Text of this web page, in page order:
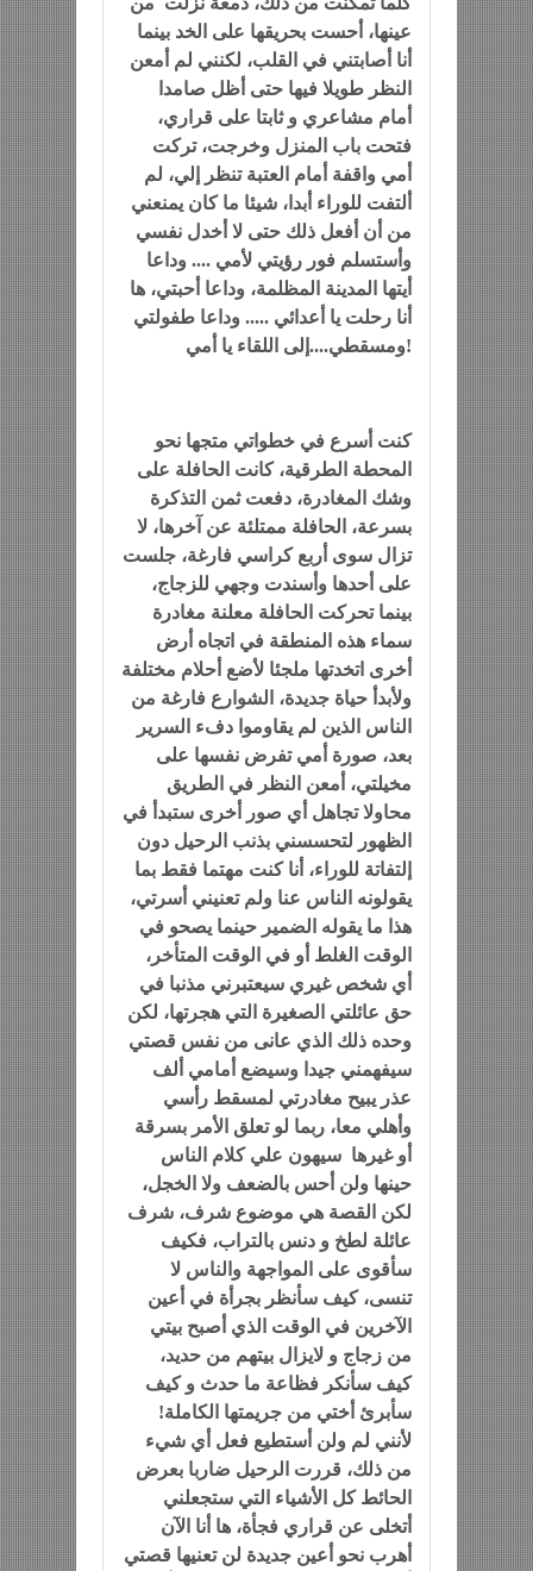
عينها، أحست بحريقها على الخد بينما
أنا أصابتني في القلب، لكنني لم أمعن
النظر طويلا فيها حتى أظل صامدا
أمام مشاعري و ثابتا على قراري،
فتحت باب المنزل وخرجت، تركت
أمي واقفة أمام العتبة تنظر إلي، لم
ألتفت للوراء أبدا، شيئا ما كان يمنعني
من أن أفعل ذلك حتى لا أخدل نفسي
وأستسلم فور رؤيتي لأمي .... وداعا
أيتها المدينة المظلمة، وداعا أحبتي، ها
أنا رحلت يا أعدائي ..... وداعا طفولتي
ومسقطي....إلى اللقاء يا أمي!
كنت أسرع في خطواتي متجها نحو
المحطة الطرقية، كانت الحافلة على
وشك المغادرة، دفعت ثمن التذكرة
بسرعة، الحافلة ممتلئة عن آخرها، لا
تزال سوى أربع كراسي فارغة، جلست
على أحدها وأسندت وجهي للزجاج،
بينما تحركت الحافلة معلنة مغادرة
سماء هذه المنطقة في اتجاه أرض
أخرى اتخدتها ملجئا لأضع أحلام مختلفة
ولأبدأ حياة جديدة، الشوارع فارغة من
الناس الذين لم يقاوموا دفء السرير
بعد، صورة أمي تفرض نفسها على
مخيلتي، أمعن النظر في الطريق
محاولا تجاهل أي صور أخرى ستبدأ في
الظهور لتحسسني بذنب الرحيل دون
إلتفاتة للوراء، أنا كنت مهتما فقط بما
يقولونه الناس عنا ولم تعنيني أسرتي،
هذا ما يقوله الضمير حينما يصحو في
الوقت الغلط أو في الوقت المتأخر،
أي شخص غيري سيعتبرني مذنبا في
حق عائلتي الصغيرة التي هجرتها، لكن
وحده ذلك الذي عانى من نفس قصتي
سيفهمني جيدا وسيضع أمامي ألف
عذر يبيح مغادرتي لمسقط رأسي
وأهلي معا، ربما لو تعلق الأمر بسرقة
أو غيرها سيهون علي كلام الناس
حينها ولن أحس بالضعف ولا الخجل،
لكن القصة هي موضوع شرف، شرف
عائلة لطخ و دنس بالتراب، فكيف
سأقوى على المواجهة والناس لا
تنسى، كيف سأنظر بجرأة في أعين
الآخرين في الوقت الذي أصبح بيتي
من زجاج و لايزال بيتهم من حديد،
كيف سأنكر فظاعة ما حدث و كيف
سأبرئ أختي من جريمتها الكاملة!
لأنني لم ولن أستطيع فعل أي شيء
من ذلك، قررت الرحيل ضاربا بعرض
الحائط كل الأشياء التي ستجعلني
أتخلى عن قراري فجأة، ها أنا الآن
أهرب نحو أعين جديدة لن تعنيها قصتي